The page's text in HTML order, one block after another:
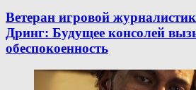
Ветеран игровой
Дринг: Будущее консолей
обеспокоенность